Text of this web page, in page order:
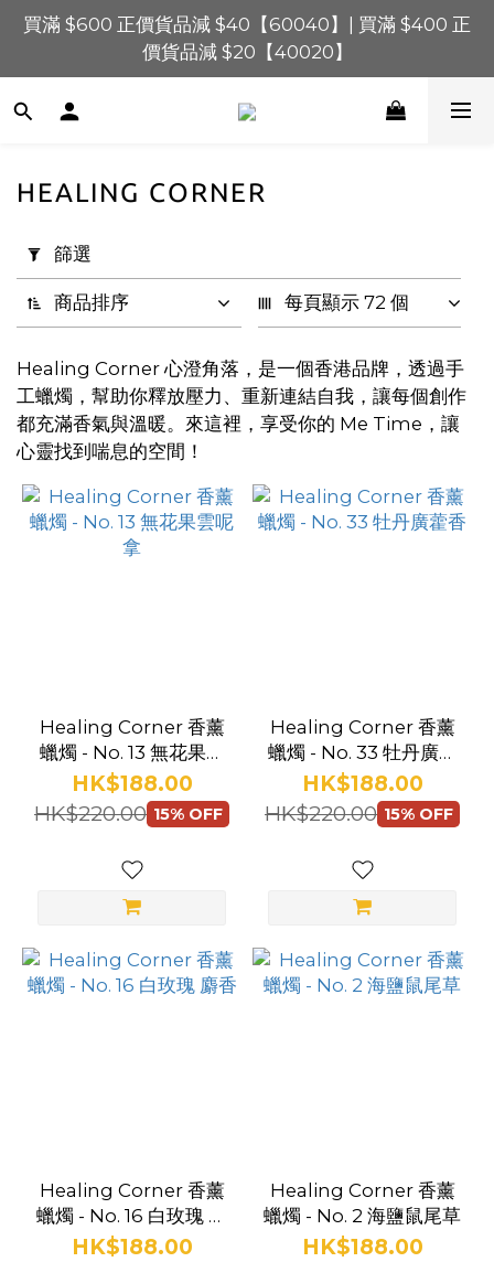
買滿 $1,200 正價貨品減 $120【1200120】| 買滿
$900 正價貨品減 $80！【90080】
買滿 $600 正價貨品減 $40【60040】| 買滿 $400 正
價貨品減 $20【40020】
買滿 $1,200 正價貨品減 $120【1200120】| 買滿
篩
(0/20)
價格
(HK$)
~
(4)
HEALING CORNER
篩選
商品排序 每頁顯示 72 個
Healing Corner 心澄角落，是一個香港品牌，透過手
工蠟燭，幫助你釋放壓力、重新連結自我，讓每個創作
都充滿香氣與溫暖。來這裡，享受你的 Me Time，讓
心靈找到喘息的空間！
Healing Corner 香薰
蠟燭 - No. 13 無花果雲
呢拿
HK$188.00
HK$220.00 15% OFF
Healing Corner 香薰
蠟燭 - No. 33 牡丹廣藿
香
HK$188.00
HK$220.00 15% OFF
Healing Corner 香薰
蠟燭 - No. 16 白玫瑰 麝
香
HK$188.00
Healing Corner 香薰
蠟燭 - No. 2 海鹽鼠尾草
HK$188.00